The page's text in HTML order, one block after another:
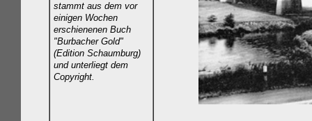
stammt aus dem vor
einigen Wochen
erschienenen Buch
"Burbacher Gold"
(Edition Schaumburg)
und unterliegt dem
Copyright.